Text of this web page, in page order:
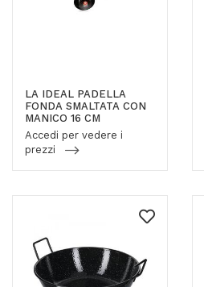
LA IDEAL PADELLA
FONDA SMALTATA CON
MANICO 16 CM
Accedi per vedere i
prezzi